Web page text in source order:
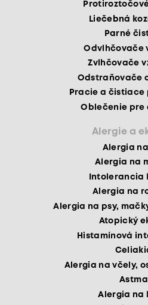
Liečebná
Parné
Odvlhčovače
Zvlhčovače
Odstraňovače
Pracie a čistiace
Oblečenie pre
Alergie a
Alergia
Alergia na
Intolerancia
Alergia na
Alergia na psy,
Atopický
Histamínová
Alergia na včely,
Astma
Alergia na